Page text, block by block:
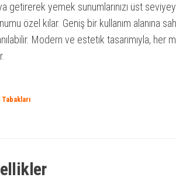
getirerek yemek sunumlarınızı üst
özel kılar. Geniş bir kullanım alanına
Modern ve estetik tasarımıyla, her